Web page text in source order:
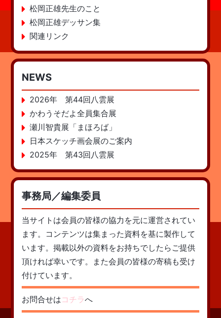
松岡正雄先生のこと
松岡正雄デッサン集
関連リンク
NEWS
2026年 第44回八雲展
かわうそだよ全員集合展
瀬川智貴展「まほろば」
日本スケッチ画会展のご案内
2025年 第43回八雲展
事務局／編集委員
当サイトは会員の皆様の協力を元に運営されてい
ます。コンテンツは集まった資料を基に製作して
います。掲載以外の資料をお持ちでしたらご提供
頂ければ幸いです。また会員の皆様の寄稿も受け
付けています。
お問合せは コチラへ